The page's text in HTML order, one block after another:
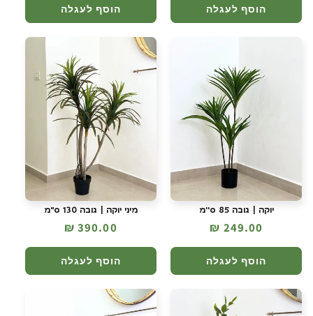
הוסף לעגלה הוסף לעגלה
יוקה | גובה 85 ס''מ
מחיר
רגיל
249.00 ₪
הוסף לעגלה
מיני יוקה | גובה 130 ס"מ
מחיר
רגיל
390.00 ₪
הוסף לעגלה